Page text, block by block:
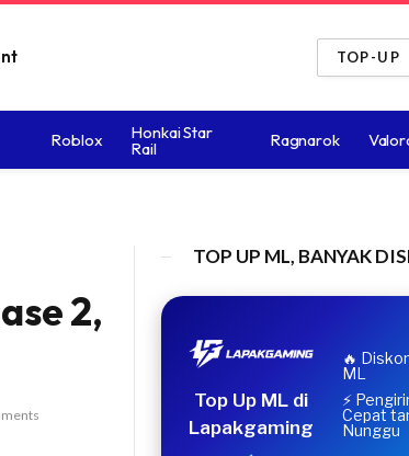
TOP-UP
Roblox Honkai Star
Rail Ragnarok
2,
TOP UP ML, BANYAK
Top Up ML di
Lapakgaming
🔥
ML
⚡
Cepat
Nunggu